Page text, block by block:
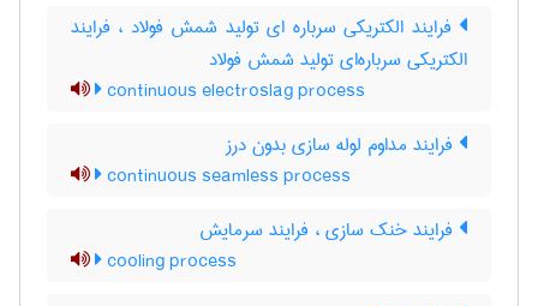
فرایند الکتریکی سرباره ای تولید شمش فولاد ، فرایند
الکتریکی سرباره‌ای تولید شمش فولاد
continuous electroslag process
فرایند مداوم لوله سازی بدون درز
continuous seamless process
فرایند خنک سازی ، فرایند سرمایش
cooling process